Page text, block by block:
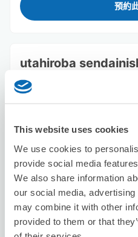
This website uses cookies
We use cookies to
provide social media
We also share information
our social media,
may combine it with other
provided to them or that
預約
utahiroba
本日營業時間
可保管的行李數
行李箱尺寸:15 手提包尺寸 :0
利用可